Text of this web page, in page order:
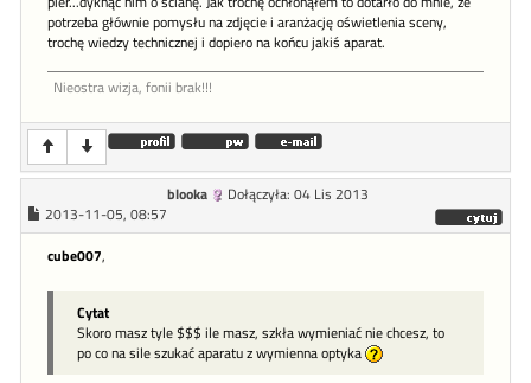
potrzeba głównie pomysłu na zdjęcie i aranżację oświetlenia sceny,
trochę wiedzy technicznej i dopiero na końcu jakiś aparat.
Nieostra wizja, fonii brak!!!
blooka
Dołączyła: 04 Lis 2013
2013-11-05, 08:57
cube007,
Cytat
Skoro masz tyle $$$ ile masz, szkła wymieniać nie chcesz, to
po co na sile szukać aparatu z wymienna optyka